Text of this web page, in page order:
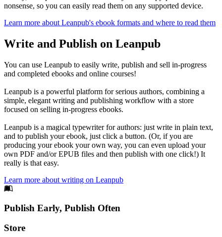
nonsense, so you can easily read them on any supported device.
Learn more about Leanpub's ebook formats and where to read them
Write and Publish on Leanpub
You can use Leanpub to easily write, publish and sell in-progress
and completed ebooks and online courses!
Leanpub is a powerful platform for serious authors, combining a
simple, elegant writing and publishing workflow with a store
focused on selling in-progress ebooks.
Leanpub is a magical typewriter for authors: just write in plain text,
and to publish your ebook, just click a button. (Or, if you are
producing your ebook your own way, you can even upload your
own PDF and/or EPUB files and then publish with one click!) It
really is that easy.
Learn more about writing on Leanpub
Footer
Publish Early, Publish Often
Links
Store